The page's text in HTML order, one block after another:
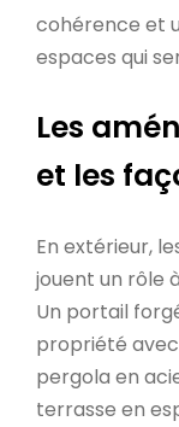
cohérence et
espaces qui
Les
et les
En extérieur,
jouent un rôle
Un portail
propriété
pergola en
terrasse en